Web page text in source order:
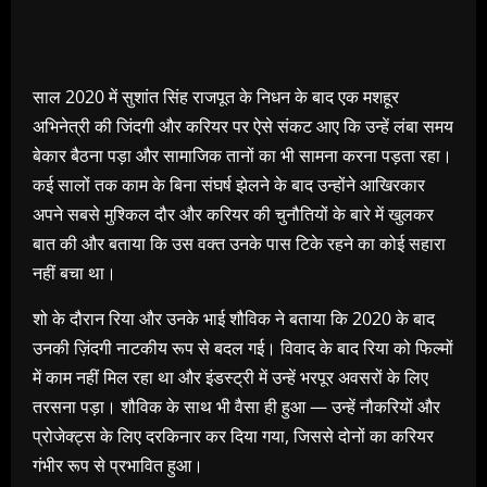
साल 2020 में सुशांत सिंह राजपूत के निधन के बाद एक मशहूर
अभिनेत्री की जिंदगी और करियर पर ऐसे संकट आए कि उन्हें लंबा समय
बेकार बैठना पड़ा और सामाजिक तानों का भी सामना करना पड़ता रहा।
कई सालों तक काम के बिना संघर्ष झेलने के बाद उन्होंने आखिरकार
अपने सबसे मुश्किल दौर और करियर की चुनौतियों के बारे में खुलकर
बात की और बताया कि उस वक्त उनके पास टिके रहने का कोई सहारा
नहीं बचा था।
शो के दौरान रिया और उनके भाई शौविक ने बताया कि 2020 के बाद
उनकी ज़िंदगी नाटकीय रूप से बदल गई। विवाद के बाद रिया को फिल्मों
में काम नहीं मिल रहा था और इंडस्ट्री में उन्हें भरपूर अवसरों के लिए
तरसना पड़ा। शौविक के साथ भी वैसा ही हुआ — उन्हें नौकरियों और
प्रोजेक्ट्स के लिए दरकिनार कर दिया गया, जिससे दोनों का करियर
गंभीर रूप से प्रभावित हुआ।